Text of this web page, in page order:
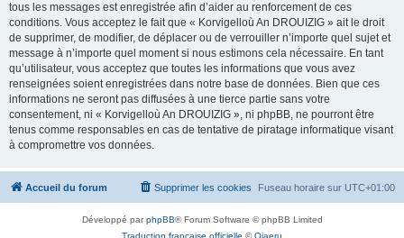
tous les messages est enregistrée afin d’aider au renforcement de ces
conditions. Vous acceptez le fait que « Korvigelloù An DROUIZIG » ait le droit
de supprimer, de modifier, de déplacer ou de verrouiller n’importe quel sujet et
message à n’importe quel moment si nous estimons cela nécessaire. En tant
qu’utilisateur, vous acceptez que toutes les informations que vous avez
renseignées soient enregistrées dans notre base de données. Bien que ces
informations ne seront pas diffusées à une tierce partie sans votre
consentement, ni « Korvigelloù An DROUIZIG », ni phpBB, ne pourront être
tenus comme responsables en cas de tentative de piratage informatique visant
à compromettre vos données.
Accueil du forum Fuseau horaire sur UTC+01:00
Supprimer les cookies
Développé parphpBB® Forum Software © phpBB Limited
Traduction française officielle ©Qiaeru